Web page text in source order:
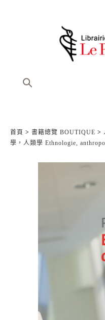
首頁 > 書籍總覽 BOUTIQUE >
學，人類學 Ethnologie,